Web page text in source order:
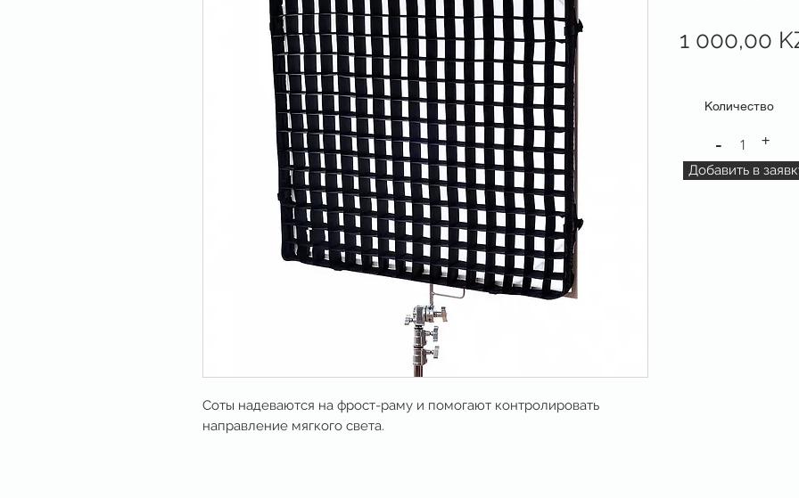
Соты надеваются на фрост-раму и помогают контролировать
направление мягкого света.
1 000,00
Количество
- 1 +
Добавить в